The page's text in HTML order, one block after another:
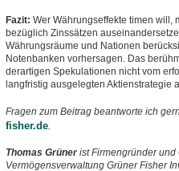
Fazit: Wer Währungseffekte timen will,
bezüglich Zinssätzen
Währungsräume und Nationen
Notenbanken vorhersagen. Das
derartigen Spekulationen nicht vom
langfristig ausgelegten Aktienstrategie
Fragen zum Beitrag beantworte ich
fisher.de
Thomas Grünerist Firmengründer und
Vermögensverwaltung Grüner Fisher